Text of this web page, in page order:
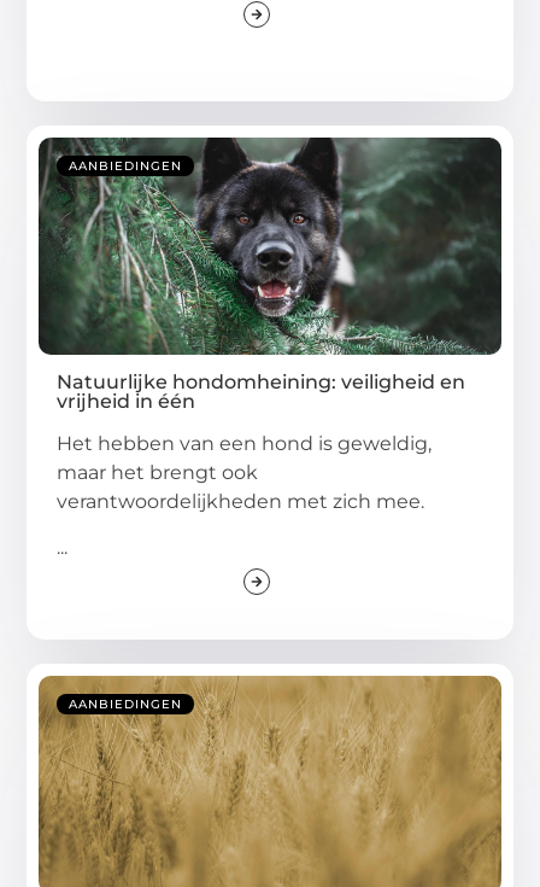
AANBIEDINGEN
Natuurlijke hondomheining: veiligheid en
vrijheid in één
Het hebben van een hond is geweldig,
maar het brengt ook
verantwoordelijkheden met zich mee.
...
AANBIEDINGEN